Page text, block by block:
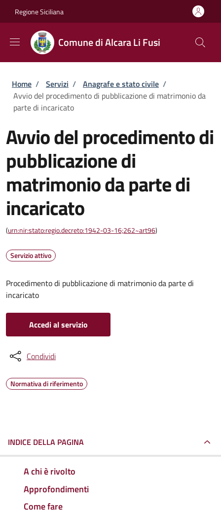
Regione Siciliana
Comune di Alcara Li Fusi
Briciole di pane
Home / Servizi / Anagrafe e stato civile /
Avvio del procedimento di pubblicazione di matrimonio da
parte di incaricato
Avvio del procedimento di
pubblicazione di
matrimonio da parte di
incaricato
(urn:nir:stato:regio.decreto:1942-03-16;262~art96)
Servizio attivo
Procedimento di pubblicazione di matrimonio da parte di
incaricato
Accedi al servizio
Condividi
Normativa di riferimento
INDICE DELLA PAGINA
A chi è rivolto
Approfondimenti
Come fare